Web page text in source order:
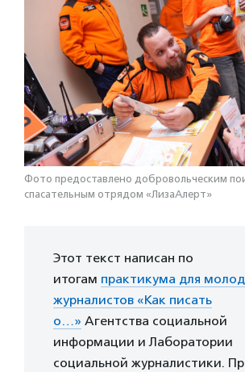
Фото предоставлено добровольческим
спасательным отрядом «ЛизаАлерт»
Этот текст написан по
итогам практикума для
журналистов «Как писать
о…» Агентства социальной
информации и Лаборатории
социальной журналистики.